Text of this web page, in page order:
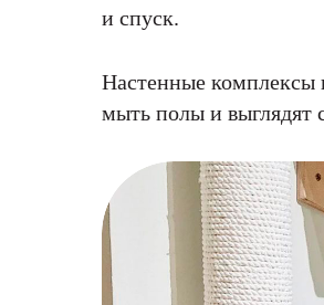
и спуск.
Настенные комплексы
мыть полы и выглядят